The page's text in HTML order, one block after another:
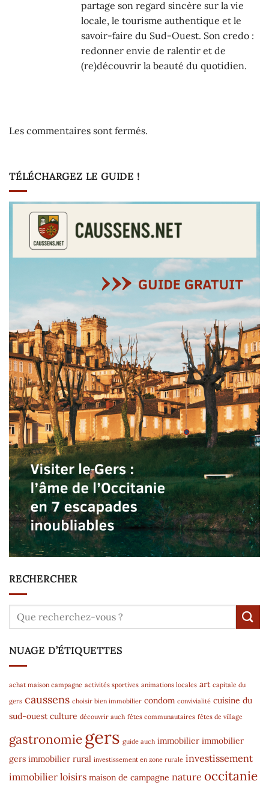
partage son regard sincère sur la vie
locale, le tourisme authentique et le
savoir-faire du Sud-Ouest. Son credo :
redonner envie de ralentir et de
(re)découvrir la beauté du quotidien.
Les commentaires sont fermés.
TÉLÉCHARGEZ LE GUIDE !
RECHERCHER
NUAGE D’ÉTIQUETTES
achat maison campagne activités sportives animations locales art capitale du
gers caussens choisir bien immobilier condom convivialité cuisine du
sud-ouest culture découvrir auch fêtes communautaires fêtes de village
gastronomiegers guide auch immobilier immobilier
gers immobilier rural investissement en zone rurale investissement
immobilier loisirs maison de campagne nature occitanie